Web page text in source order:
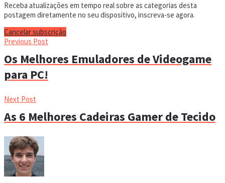
Receba atualizações em tempo real sobre as categorias desta
postagem diretamente no seu dispositivo, inscreva-se agora.
Cancelar subscrição
Previous Post
Os Melhores Emuladores de Videogame
para PC!
Next Post
As 6 Melhores Cadeiras Gamer de Tecido